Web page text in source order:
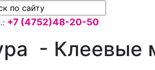
+7 (4752)48-20-50
- Клеевые